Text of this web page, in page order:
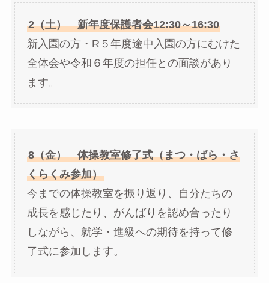
2（土） 新年度保護者会12:30～16:30
新入園の方・R５年度途中入園の方にむけた
全体会や令和６年度の担任との面談があり
ます。
8（金） 体操教室修了式（まつ・ばら・さ
くらくみ参加）
今までの体操教室を振り返り、自分たちの
成長を感じたり、がんばりを認め合ったり
しながら、就学・進級への期待を持って修
了式に参加します。